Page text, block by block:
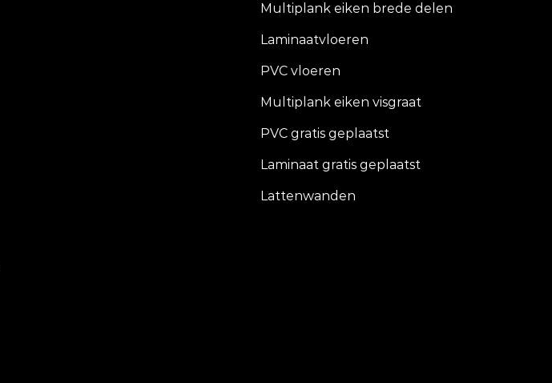
Multiplank eiken brede delen
Laminaatvloeren
PVC vloeren
Multiplank eiken visgraat
PVC gratis geplaatst
Laminaat gratis geplaatst
Lattenwanden